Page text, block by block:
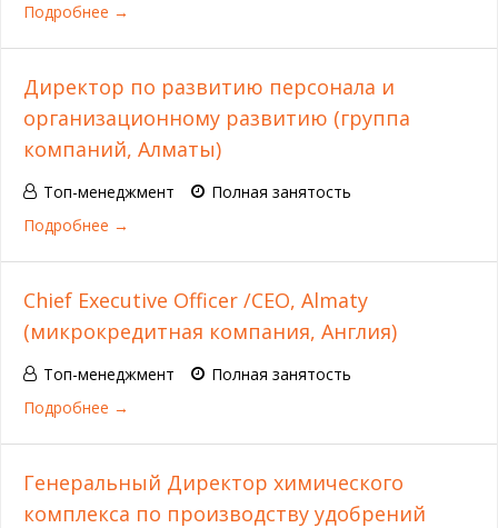
Подробнее
Директор по развитию персонала и
организационному развитию (группа
компаний, Алматы)
Топ-менеджмент
Полная занятость
Подробнее
Chief Executive Officer /CEO, Almaty
(микрокредитная компания, Англия)
Топ-менеджмент
Полная занятость
Подробнее
Генеральный Директор химического
комплекса по производству удобрений